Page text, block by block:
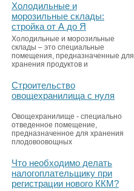
Холодильные и
морозильные склады:
стройка от А до Я
Холодильные и морозильные
склады – это специальные
помещения, предназначенные для
хранения продуктов и
Строительство
овощехранилища с нуля
Овощехранилище - специально
отведенное помещение,
предназначенное для хранения
плодовоовощных
Что необходимо делать
налогоплательщику при
регистрации нового ККМ?